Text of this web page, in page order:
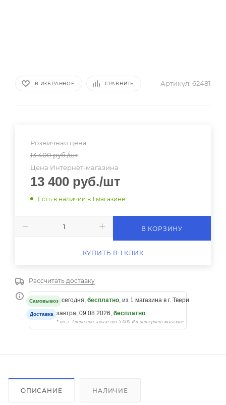
В ИЗБРАННОЕ СРАВНИТЬ Артикул: 62481
Розничная цена
13 400руб./шт
Цена Интернет-магазина
13 400 руб./шт
Есть в наличии в 1 магазине
В КОРЗИНУ
КУПИТЬ В 1 КЛИК
Рассчитать доставку
Самовывоз сегодня, бесплатно , из 1 магазина в г. Твери
Доставка завтра, 09.08.2026, бесплатно
* по г. Твери при заказе от 5 000 ₽ в интернет-магазине
ОПИСАНИЕ НАЛИЧИЕ